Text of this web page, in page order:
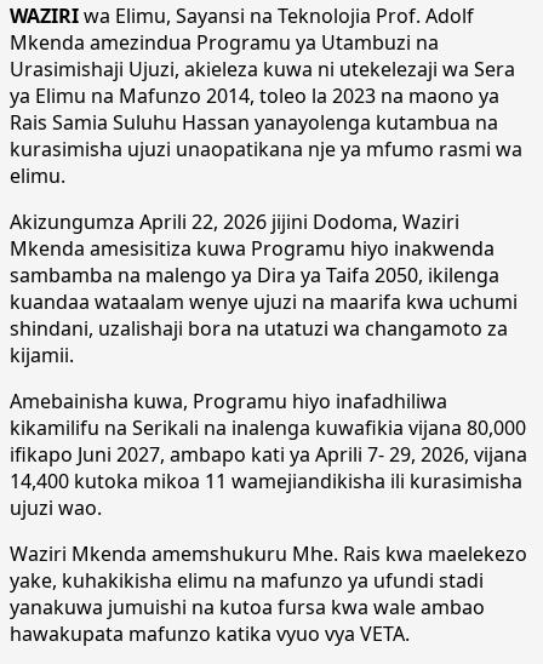
WAZIRIwa Elimu, Sayansi na Teknolojia Prof. Adolf
Mkenda amezindua Programu ya Utambuzi na
Urasimishaji Ujuzi, akieleza kuwa ni utekelezaji wa Sera
ya Elimu na Mafunzo 2014, toleo la 2023 na maono ya
Rais Samia Suluhu Hassan yanayolenga kutambua na
kurasimisha ujuzi unaopatikana nje ya mfumo rasmi wa
elimu.
Akizungumza Aprili 22, 2026 jijini Dodoma, Waziri
Mkenda amesisitiza kuwa Programu hiyo inakwenda
sambamba na malengo ya Dira ya Taifa 2050, ikilenga
kuandaa wataalam wenye ujuzi na maarifa kwa uchumi
shindani, uzalishaji bora na utatuzi wa changamoto za
kijamii.
Amebainisha kuwa, Programu hiyo inafadhiliwa
kikamilifu na Serikali na inalenga kuwafikia vijana 80,000
ifikapo Juni 2027, ambapo kati ya Aprili 7- 29, 2026, vijana
14,400 kutoka mikoa 11 wamejiandikisha ili kurasimisha
ujuzi wao.
Waziri Mkenda amemshukuru Mhe. Rais kwa maelekezo
yake, kuhakikisha elimu na mafunzo ya ufundi stadi
yanakuwa jumuishi na kutoa fursa kwa wale ambao
hawakupata mafunzo katika vyuo vya VETA.